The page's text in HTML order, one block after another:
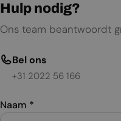
Hulp nodig?
Ons team beantwoordt
Bel ons
+31 2022 56 166
Naam *